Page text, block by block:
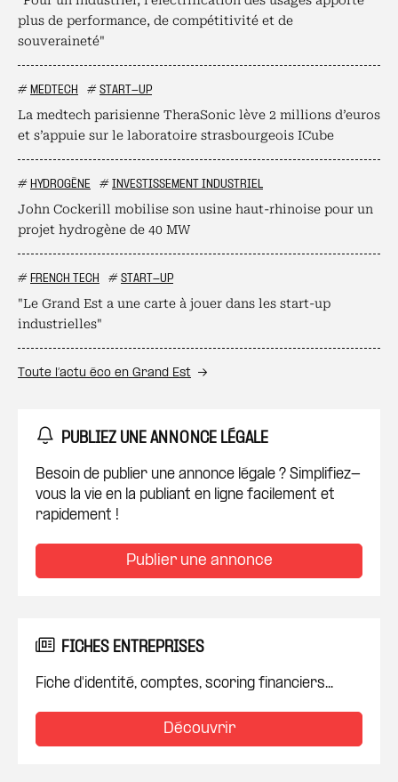
plus de performance, de compétitivité et de
souveraineté"
# MEDTECH # START-UP
La medtech parisienne TheraSonic lève 2 millions d’euros
et s’appuie sur le laboratoire strasbourgeois ICube
# HYDROGÈNE # INVESTISSEMENT INDUSTRIEL
John Cockerill mobilise son usine haut-rhinoise pour un
projet hydrogène de 40 MW
# FRENCH TECH # START-UP
"Le Grand Est a une carte à jouer dans les start-up
industrielles"
Toute l’actu éco en Grand Est
PUBLIEZ UNE ANNONCE LÉGALE
Besoin de publier une annonce légale ? Simplifiez-
vous la vie en la publiant en ligne facilement et
rapidement !
Publier une annonce
FICHES ENTREPRISES
Fiche d'identité, comptes, scoring financiers...
Découvrir